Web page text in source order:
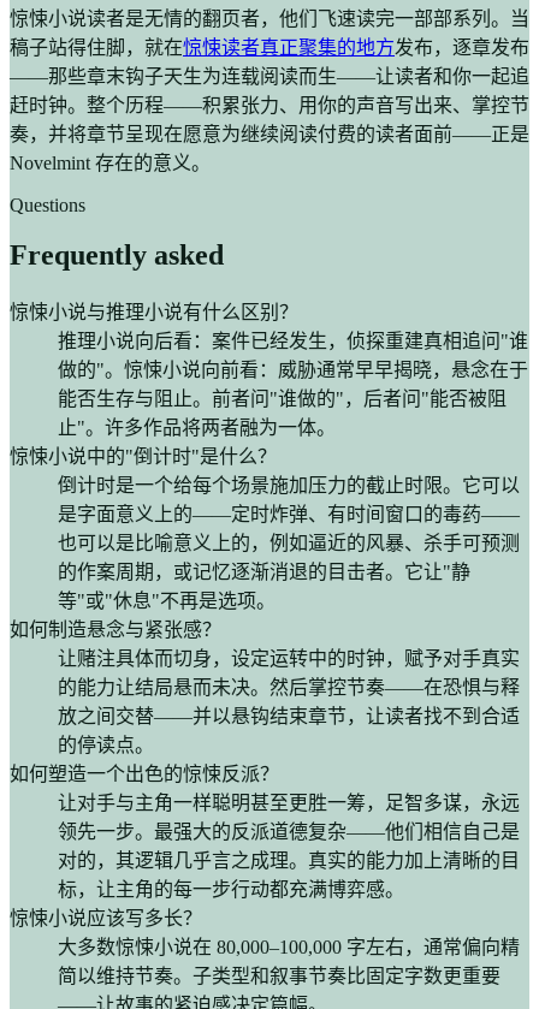
惊悚小说读者是无情的翻页者，他们飞速读完一部部系列。当
稿子站得住脚，就在惊悚读者真正聚集的地方发布，逐章发布
——那些章末钩子天生为连载阅读而生——让读者和你一起追
赶时钟。整个历程——积累张力、用你的声音写出来、掌控节
奏，并将章节呈现在愿意为继续阅读付费的读者面前——正是
Novelmint 存在的意义。
Questions
Frequently asked
惊悚小说与推理小说有什么区别？
推理小说向后看：案件已经发生，侦探重建真相追问"谁
做的"。惊悚小说向前看：威胁通常早早揭晓，悬念在于
能否生存与阻止。前者问"谁做的"，后者问"能否被阻
止"。许多作品将两者融为一体。
惊悚小说中的"倒计时"是什么？
倒计时是一个给每个场景施加压力的截止时限。它可以
是字面意义上的——定时炸弹、有时间窗口的毒药——
也可以是比喻意义上的，例如逼近的风暴、杀手可预测
的作案周期，或记忆逐渐消退的目击者。它让"静
等"或"休息"不再是选项。
如何制造悬念与紧张感？
让赌注具体而切身，设定运转中的时钟，赋予对手真实
的能力让结局悬而未决。然后掌控节奏——在恐惧与释
放之间交替——并以悬钩结束章节，让读者找不到合适
的停读点。
如何塑造一个出色的惊悚反派？
让对手与主角一样聪明甚至更胜一筹，足智多谋，永远
领先一步。最强大的反派道德复杂——他们相信自己是
对的，其逻辑几乎言之成理。真实的能力加上清晰的目
标，让主角的每一步行动都充满博弈感。
惊悚小说应该写多长？
大多数惊悚小说在 80,000–100,000 字左右，通常偏向精
简以维持节奏。子类型和叙事节奏比固定字数更重要